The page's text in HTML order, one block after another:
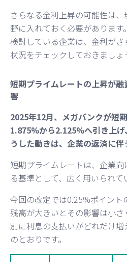
さらなる金利上昇の可能性は
野に入れておく必要がありま
検討している企業は、金利が
状況をチェックしておきましょ
短期プライムレートの上昇が
響
2025年12月、メガバンクが短
1.875%から2.125%へ引き上げ
うした動きは、企業の返済に伴
短期プライムレートは、企業
る基準として、広く用いられて
今回の改定では0.25%ポイント
残高が大きいとその影響は小
別に利息の支払いがどれだけ
のとおりです。